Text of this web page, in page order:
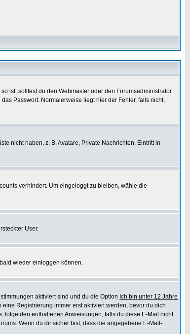
ist, solltest du den Webmaster oder den Forumsadministrator
Passwort. Normalerweise liegt hier der Fehler, falls nicht,
nicht haben, z. B. Avatare, Private Nachrichten, Eintritt in
verhindert. Um eingeloggt zu bleiben, wähle die
User.
wieder einloggen können.
aktiviert sind und du die Option Ich bin unter 12 Jahre
Registrierung immer erst aktiviert werden, bevor du dich
folge den enthaltenen Anweisungen; falls du diese E-Mail nicht
Wenn du dir sicher bist, dass die angegebene E-Mail-